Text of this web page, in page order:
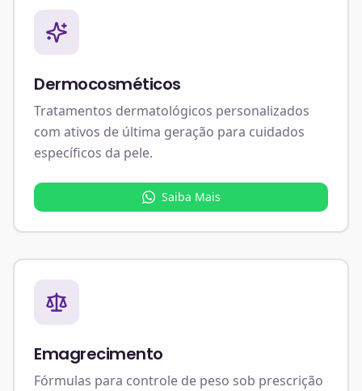
Dermocosméticos
Tratamentos dermatológicos personalizados
com ativos de última geração para cuidados
específicos da pele.
Saiba Mais
Emagrecimento
Fórmulas para controle de peso sob prescrição